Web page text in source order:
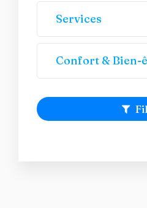
Services
Confort & Bien-